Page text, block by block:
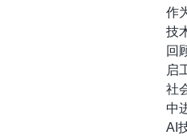
作
技
回
启
社
中
AI